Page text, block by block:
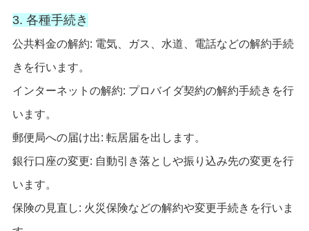
3. 各種手続き
公共料金の解約: 電気、ガス、水道、電話などの解約手続
きを行います。
インターネットの解約: プロバイダ契約の解約手続きを行
います。
郵便局への届け出: 転居届を出します。
銀行口座の変更: 自動引き落としや振り込み先の変更を行
います。
保険の見直し: 火災保険などの解約や変更手続きを行いま